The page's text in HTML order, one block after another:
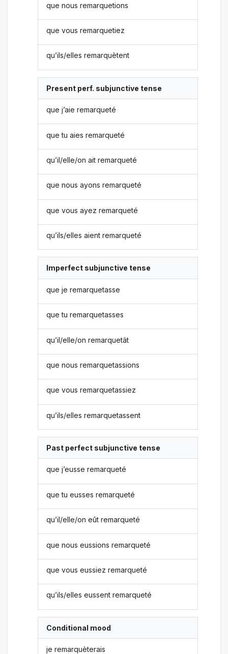
que nous remarquetions
que vous remarquetiez
qu’ils/elles remarquètent
Present perf. subjunctive tense
que j’aie remarqueté
que tu aies remarqueté
qu’il/elle/on ait remarqueté
que nous ayons remarqueté
que vous ayez remarqueté
qu’ils/elles aient remarqueté
Imperfect subjunctive tense
que je remarquetasse
que tu remarquetasses
qu’il/elle/on remarquetât
que nous remarquetassions
que vous remarquetassiez
qu’ils/elles remarquetassent
Past perfect subjunctive tense
que j’eusse remarqueté
que tu eusses remarqueté
qu’il/elle/on eût remarqueté
que nous eussions remarqueté
que vous eussiez remarqueté
qu’ils/elles eussent remarqueté
Conditional mood
je remarquèterais